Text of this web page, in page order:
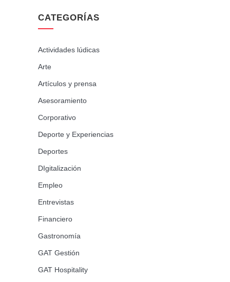
CATEGORÍAS
Actividades lúdicas
Arte
Artículos y prensa
Asesoramiento
Corporativo
Deporte y Experiencias
Deportes
DIgitalización
Empleo
Entrevistas
Financiero
Gastronomía
GAT Gestión
GAT Hospitality